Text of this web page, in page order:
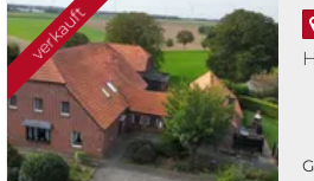
verkauft